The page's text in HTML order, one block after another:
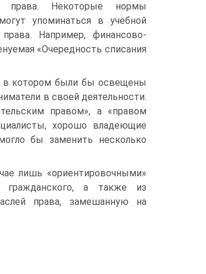
права. Некоторые нормы
упоминаться в учебной
Например, финансово-
«Очередность списания
в котором были бы освещены
в своей деятельности.
правом», а «правом
хорошо владеющие
бы заменить несколько
лишь «ориентировочными»
а также из
права, замешанную на